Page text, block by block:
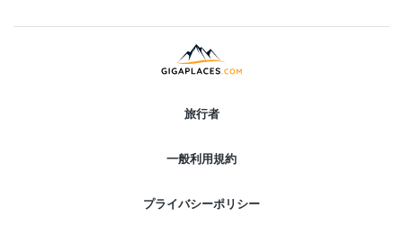
旅行者
一般利用規約
プライバシーポリシー